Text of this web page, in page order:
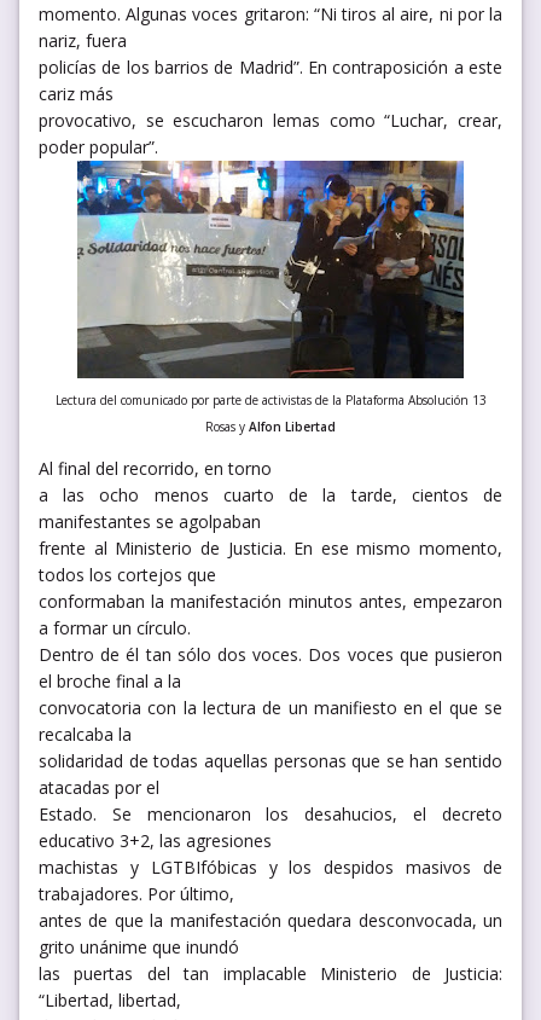
momento. Algunas voces gritaron: “Ni tiros al aire, ni por la
nariz, fuera
policías de los barrios de Madrid”. En contraposición a este
cariz más
provocativo, se escucharon lemas como “Luchar, crear,
poder popular”.
Lectura del comunicado por parte de activistas de la Plataforma Absolución 13
Rosas y Alfon Libertad
Al final del recorrido, en torno
a las ocho menos cuarto de la tarde, cientos de
manifestantes se agolpaban
frente al Ministerio de Justicia. En ese mismo momento,
todos los cortejos que
conformaban la manifestación minutos antes, empezaron
a formar un círculo.
Dentro de él tan sólo dos voces. Dos voces que pusieron
el broche final a la
convocatoria con la lectura de un manifiesto en el que se
recalcaba la
solidaridad de todas aquellas personas que se han sentido
atacadas por el
Estado. Se mencionaron los desahucios, el decreto
educativo 3+2, las agresiones
machistas y LGTBIfóbicas y los despidos masivos de
trabajadores. Por último,
antes de que la manifestación quedara desconvocada, un
grito unánime que inundó
las puertas del tan implacable Ministerio de Justicia:
“Libertad, libertad,